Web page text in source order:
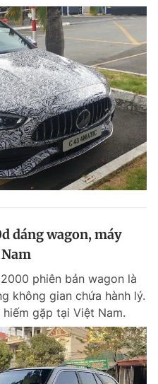
dáng wagon, máy
phiên bản wagon là
không gian chứa hành lý.
gặp tại Việt Nam.